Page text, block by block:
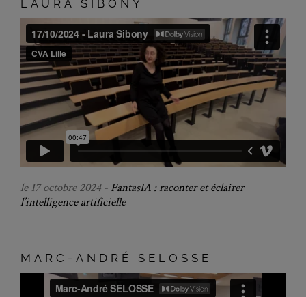
LAURA SIBONY
le 17 octobre 2024 - FantasIA : raconter et éclairer
l’intelligence artificielle
MARC-ANDRÉ SELOSSE